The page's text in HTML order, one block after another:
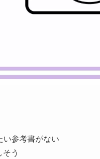
参考書がない
う